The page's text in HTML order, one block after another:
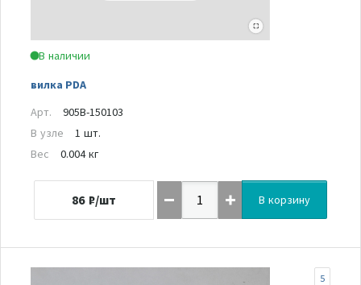
В наличии
вилка PDA
Арт.
905B-150103
В узле
1 шт.
Вес
0.004 кг
86 ₽/шт В корзину
5